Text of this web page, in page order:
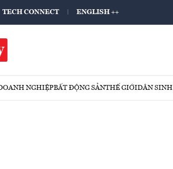
TECH CONNECT ENGLISH ++
NGHIỆPBẤT ĐỘNG SẢNTHẾ GIỚIDÂN SINH